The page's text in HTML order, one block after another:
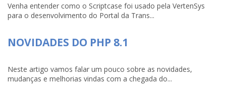
Venha entender como o Scriptcase foi usado pela VertenSys
para o desenvolvimento do Portal da Trans...
NOVIDADES DO PHP 8.1
Neste artigo vamos falar um pouco sobre as novidades,
mudanças e melhorias vindas com a chegada do...